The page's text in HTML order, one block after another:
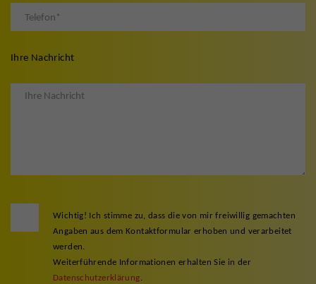
Ihre Nachricht
Wichtig! Ich stimme zu, dass die von mir freiwillig gemachten
Angaben aus dem Kontaktformular erhoben und verarbeitet
werden.
Weiterführende Informationen erhalten Sie in der
Datenschutzerklärung.